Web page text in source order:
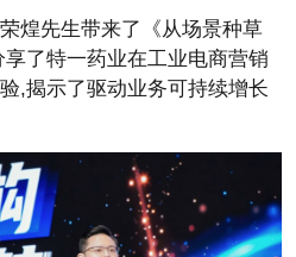
煌先生带来了《从场景种草
了特一药业在工业电商营销
,揭示了驱动业务可持续增长